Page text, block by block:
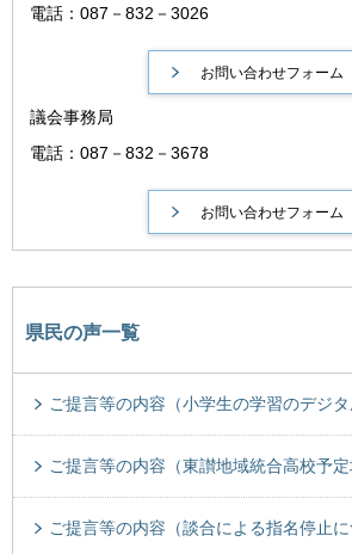
電話：087－832－3026
議会事務局
電話：087－832－3678
県民の声一覧
ご提言等の内容（小学生の学習のデジタ
ご提言等の内容（東讃地域統合高校予定
ご提言等の内容（談合による指名停止に